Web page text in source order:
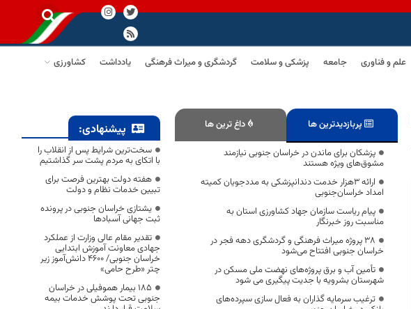
علم و فناوری جامعه پزشکی و سلامت گردشگری و میراث فرهنگی یادداشت
کشاورزی
پربازدیدترین ها داغ ترین ها
پزشکان برای ماندن در خراسان جنوبی نیازمند
مشوق‌های ویژه هستند
ارائه ۳هزار خدمت دندانپزشکی به مددجویان کمیته
امداد خراسان‌جنوبی
پیام ریاست سازمان جهاد کشاورزی استان به
مناسبت روز خبرنگار
۳۸ پروژه میراث فرهنگی و گردشگری دهه فجر در
خراسان جنوبی افتتاح می‌شود
تأمین آب و برق پروژه‌های نهضت ملی مسکن در
شهرستان بشرویه با جدیت پیگیری می شود
ترغیب سرمایه گذاران به فعال سازی سپرده‌های
پیشنهادی:
سخت‌ترین شرایط پس از انقلاب را
با اتکای به مردم پشت سر گذاشتیم
هفته دولت بهترین فرصت برای
تبیین خدمات نظام و دولت
یشتازی خراسان جنوبی در پرونده
ثبت جهانی آسبادها
تقدیر مقام عالی وزارت از عملکرد
جهادی معاونت آموزش ابتدایی
خراسان جنوبی/ ۴۶۰۰ دانش‌آموز زیر
چتر «طرح حامی»
۱۸۵ بیمار هموفیلی در خراسان
جنوبی تحت پوشش خدمات بیمه